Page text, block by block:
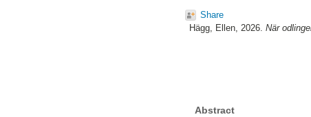
Share
Hägg, Ellen, 2026. När
Abstract